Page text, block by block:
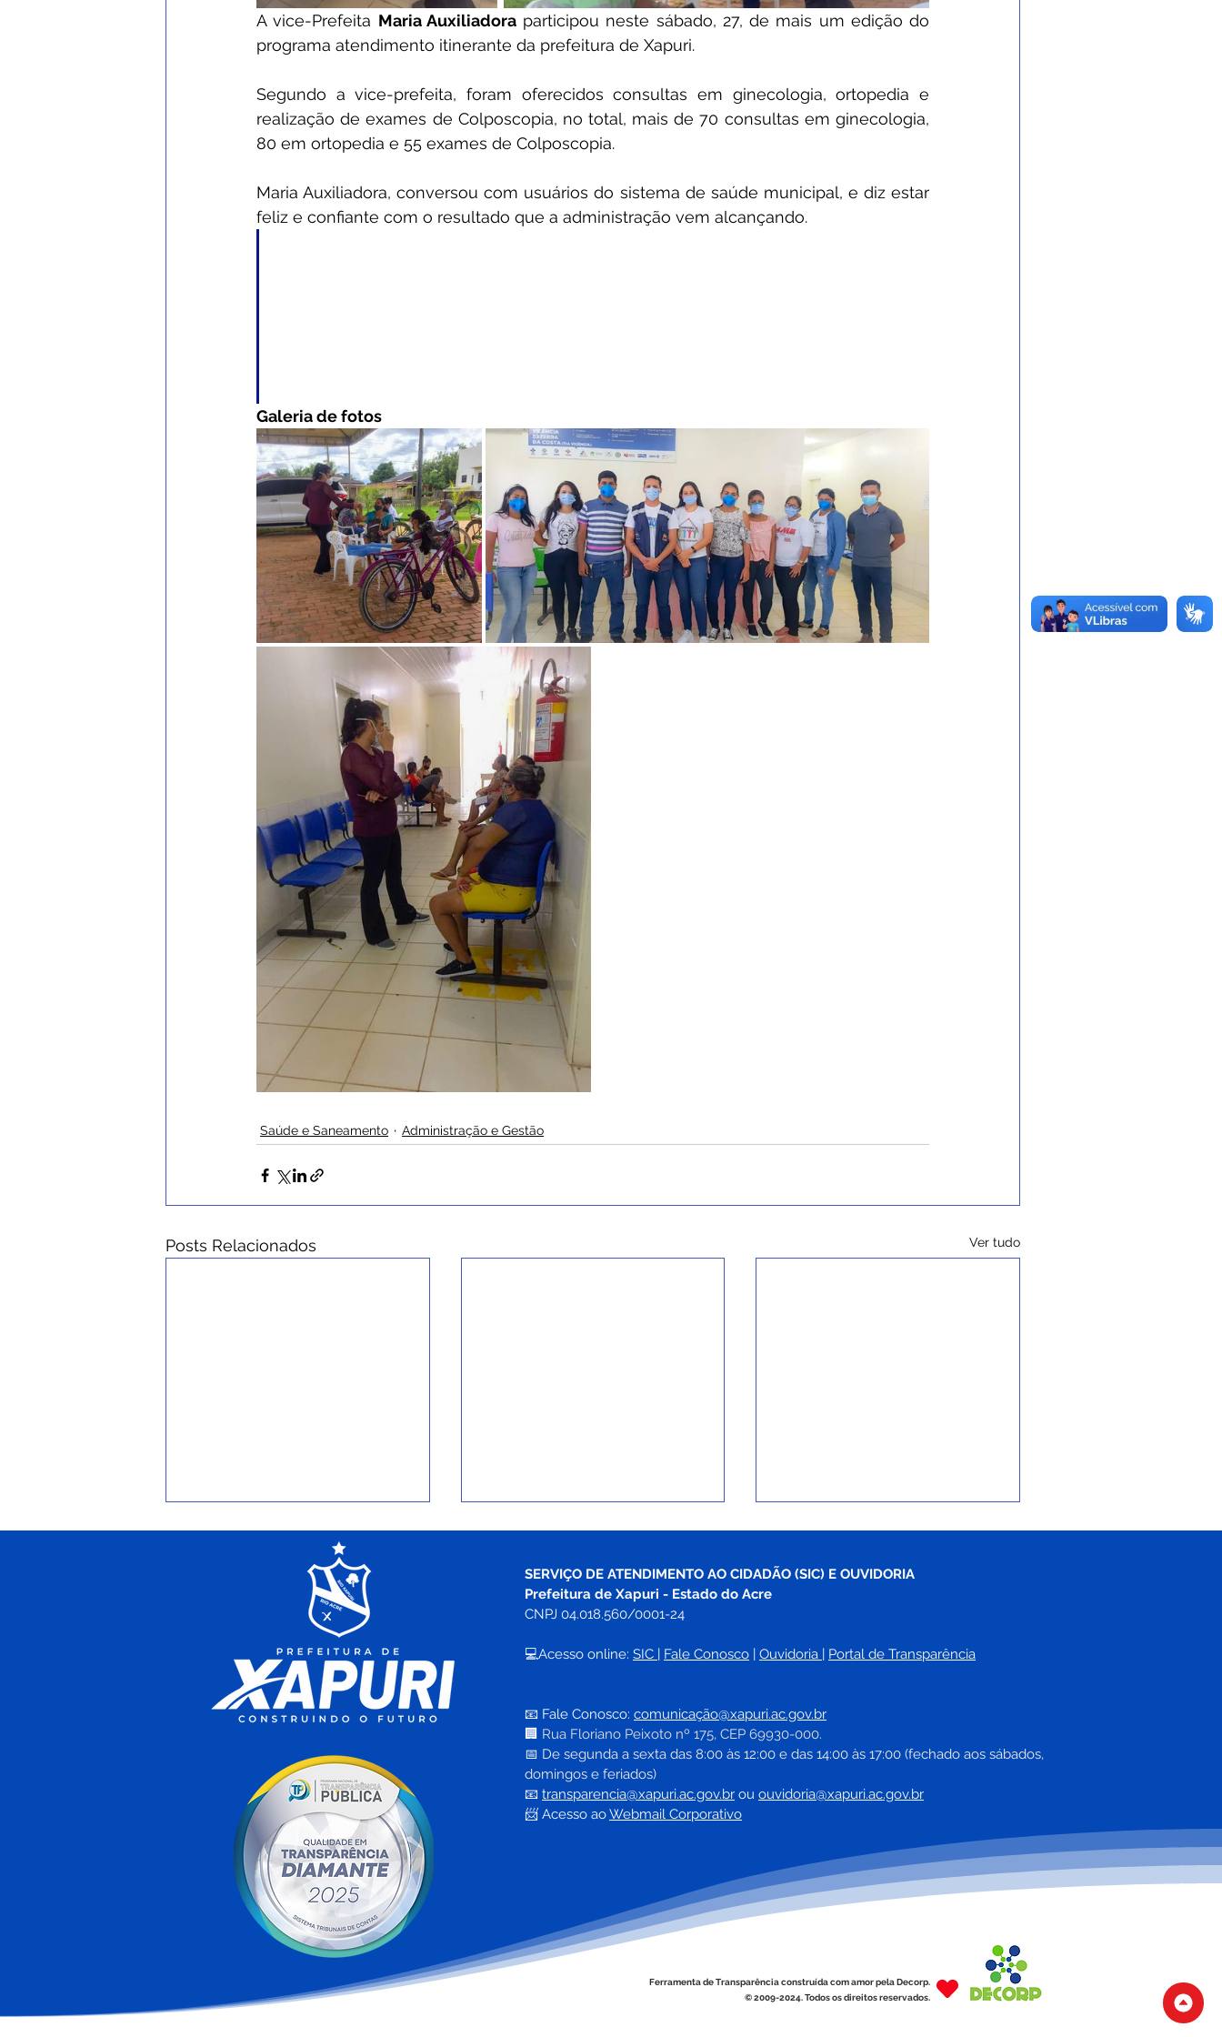
A vice-Prefeita Maria Auxiliadora participou neste sábado, 27, de mais um edição do
programa atendimento itinerante da prefeitura de Xapuri.
Segundo a vice-prefeita, foram oferecidos consultas em ginecologia, ortopedia e
realização de exames de Colposcopia, no total, mais de 70 consultas em ginecologia,
80 em ortopedia e 55 exames de Colposcopia.
Maria Auxiliadora, conversou com usuários do sistema de saúde municipal, e diz estar
feliz e confiante com o resultado que a administração vem alcançando.
Galeria de fotos
Saúde e Saneamento Administração e Gestão
Posts Relacionados Ver tudo
Após avanço nos índices de
alfabetização, Prefeitura
garante prêmio para
alimentação para
servidores da Educação
novos veículos para
fortalecer o SUS local
moradores do bairro Braga
Sobrinho
SERVIÇO DE ATENDIMENTO AO CIDADÃO (SIC) E OUVIDORIA
Prefeitura de Xapuri - Estado do Acre
CNPJ 04.018.560/0001-24
💻Acesso online: SIC | Fale Conosco | Ouvidoria | Portal de Transparência
📧 Fale Conosco: comunicação@xapuri.ac.gov.br
🏢 Rua Floriano Peixoto nº 175, CEP 69930-000.
📅 De segunda a sexta das 8:00 às 12:00 e das 14:00 às 17:00 (fechado aos sábados,
domingos e feriados)
📧 transparencia@xapuri.ac.gov.br ou ouvidoria@xapuri.ac.gov.br
📨 Acesso ao Webmail Corporativo
Ferramenta de Transparência construída com amor pela Decorp.
© 2009-2024. Todos os direitos reservados.